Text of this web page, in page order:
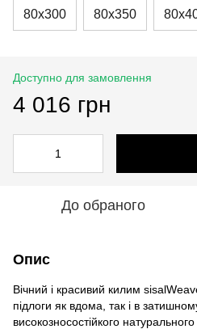
80x300 80x350
Доступно для замовлення
4 016 грн
До обраного
Опис
Вічний і красивий килим
підлоги як вдома, так і в
високозносостійкого